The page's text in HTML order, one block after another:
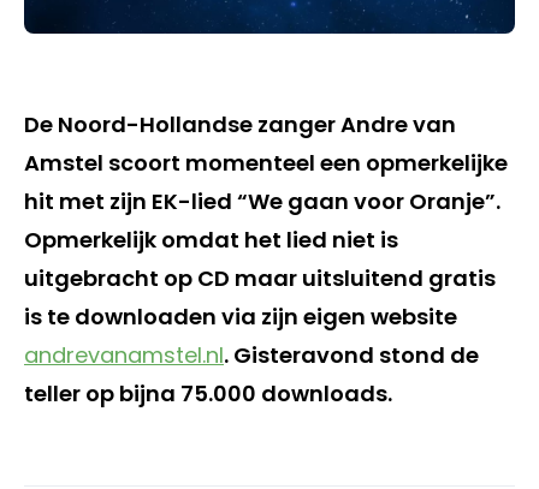
De Noord-Hollandse zanger Andre van
Amstel scoort momenteel een opmerkelijke
hit met zijn EK-lied “We gaan voor Oranje”.
Opmerkelijk omdat het lied niet is
uitgebracht op CD maar uitsluitend gratis
is te downloaden via zijn eigen website
andrevanamstel.nl. Gisteravond stond de
teller op bijna 75.000 downloads.